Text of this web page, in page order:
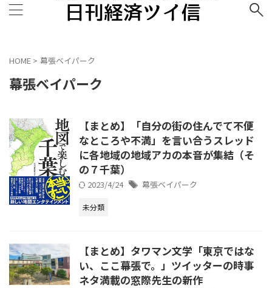
HOME > 幕張ベイパーク
幕張ベイパーク
【まとめ】「自分の街の住んでて不便
なところや不満」を言い合うスレッド
に各地域の地域アカの本音が集結（そ
の７千葉）
2023/4/24 幕張ベイパーク
未分類
【まとめ】タワマン文学「東京ではな
い、ここ幕張で。」ツイッターの時事
ネタ満載の窓際先生の新作